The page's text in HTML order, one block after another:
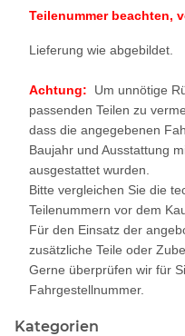
Teilenummer beachten,
Lieferung wie abgebildet.
Achtung: Um unnötige
passenden Teilen zu
dass die angegebenen
Baujahr und Ausstattung
ausgestattet wurden.
Bitte vergleichen Sie die
Teilenummern vor dem
Für den Einsatz der
zusätzliche Teile oder
Gerne überprüfen wir für
Fahrgestellnummer.
Kategorien